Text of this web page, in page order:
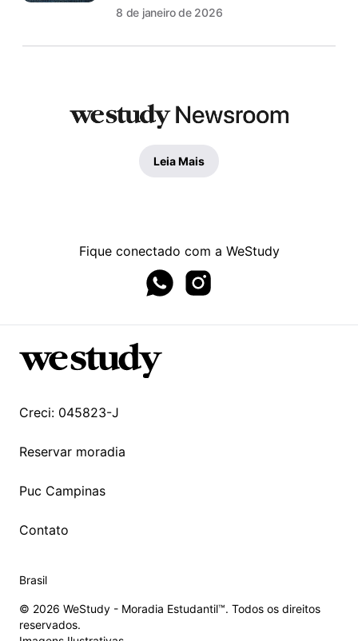
8 de janeiro de 2026
Leia Mais
Fique conectado com a WeStudy
Creci: 045823-J
Reservar moradia
Puc Campinas
Contato
Brasil
© 2026 WeStudy - Moradia Estudantil™. Todos os direitos
reservados.